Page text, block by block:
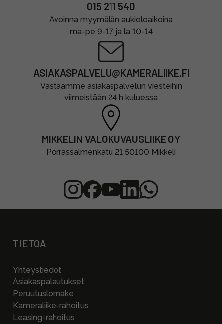
015 211 540
Avoinna myymälän aukioloaikoina
ma-pe 9-17 ja la 10-14
ASIAKASPALVELU@KAMERALIIKE.FI
Vastaamme asiakaspalvelun viesteihin
viimeistään 24 h kuluessa
MIKKELIN VALOKUVAUSLIIKE OY
Porrassalmenkatu 21 50100 Mikkeli
TIETOA
Yhteystiedot
Asiakaspalautukset
Peruutuslomake
Kameraliike-rahoitus
Leasing-rahoitus